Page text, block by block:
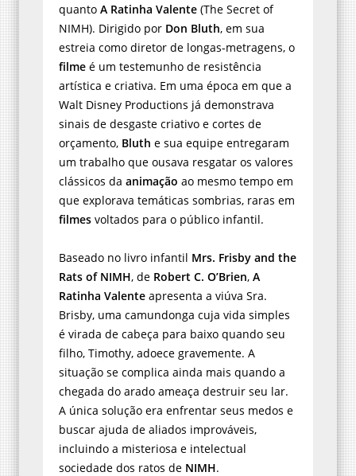
quanto A Ratinha Valente (The Secret of
NIMH). Dirigido por Don Bluth, em sua
estreia como diretor de longas-metragens, o
filme é um testemunho de resistência
artística e criativa. Em uma época em que a
Walt Disney Productions já demonstrava
sinais de desgaste criativo e cortes de
orçamento, Bluth e sua equipe entregaram
um trabalho que ousava resgatar os valores
clássicos da animação ao mesmo tempo em
que explorava temáticas sombrias, raras em
filmes voltados para o público infantil.
Baseado no livro infantil Mrs. Frisby and the
Rats of NIMH, de Robert C. O’Brien, A
Ratinha Valente apresenta a viúva Sra.
Brisby, uma camundonga cuja vida simples
é virada de cabeça para baixo quando seu
filho, Timothy, adoece gravemente. A
situação se complica ainda mais quando a
chegada do arado ameaça destruir seu lar.
A única solução era enfrentar seus medos e
buscar ajuda de aliados improváveis,
incluindo a misteriosa e intelectual
sociedade dos ratos de NIMH.